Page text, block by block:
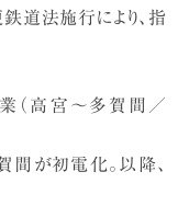
道法施行により、指
（高宮〜多賀間／
が初電化。以降、